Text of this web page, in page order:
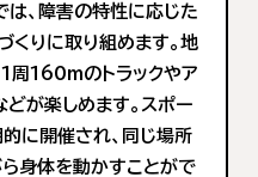
は、障害の特性に応じた
くりに取り組めます。地
周160mのトラックやア
どが楽しめます。スポー
に開催され、同じ場所
身体を動かすことがで